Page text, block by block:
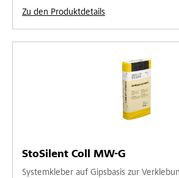
Zu den Produktdetails
StoSilent Coll MW-G
Systemkleber auf Gipsbasis zur